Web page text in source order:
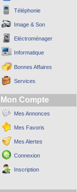
Téléphonie
Image & Son
Eléctroménager
Informatique
Bonnes Affaires
Services
Mon Compte
Mes Annonces
Mes Favoris
Mes Alertes
Connexion
Inscription